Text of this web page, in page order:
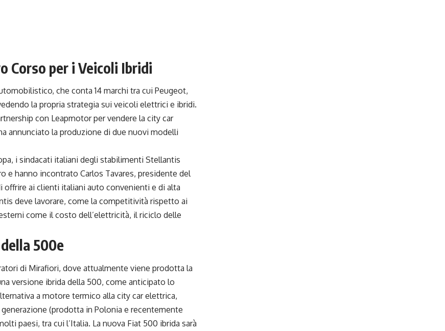
Corso per i Veicoli Ibridi
che conta 14 marchi tra cui Peugeot,
la propria strategia sui veicoli elettrici e ibridi.
con Leapmotor per vendere la city car
annunciato la produzione di due nuovi modelli
i sindacati italiani degli stabilimenti Stellantis
e hanno incontrato Carlos Tavares, presidente del
offrire ai clienti italiani auto convenienti e di alta
deve lavorare, come la competitività rispetto ai
come il costo dell’elettricità, il riciclo delle
500e
di Mirafiori, dove attualmente viene prodotta la
versione ibrida della 500, come anticipato lo
a motore termico alla city car elettrica,
(prodotta in Polonia e recentemente
paesi, tra cui l’Italia. La nuova Fiat 500 ibrida sarà